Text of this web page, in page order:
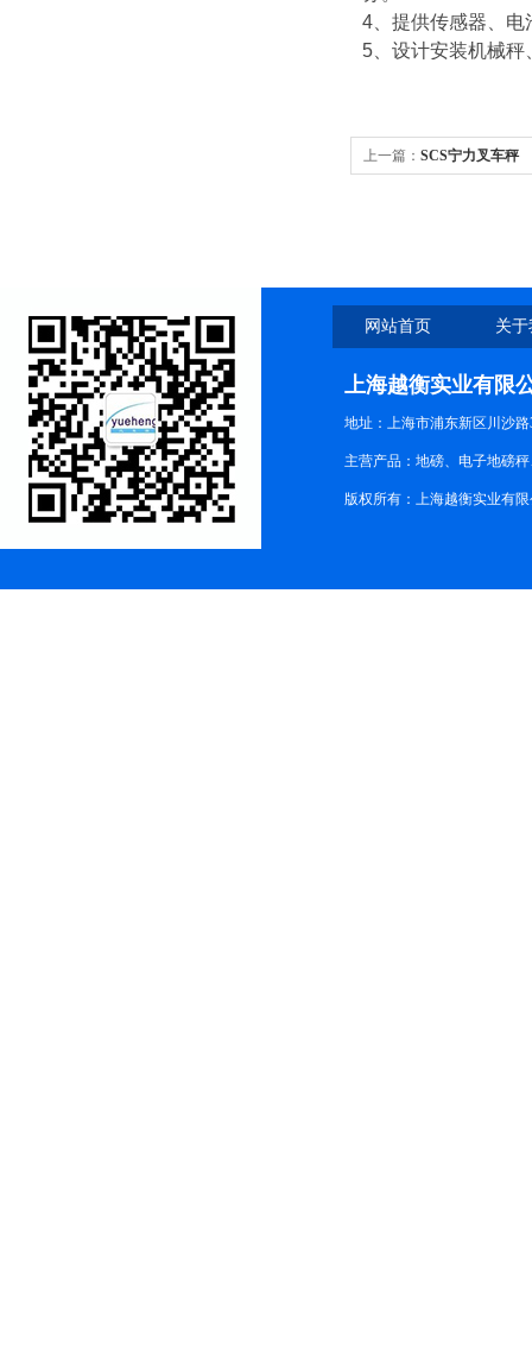
4 、提供传感器、
5 、设计安装机械
上一篇： SCS宁力叉车秤
网站首页 关
上海越衡实业有限
地址：上海市浦东新区川沙路
主营产品：地磅、电子地磅
版权所有：上海越衡实业有